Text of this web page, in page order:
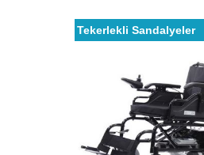
Tekerlekli Sandalyeler